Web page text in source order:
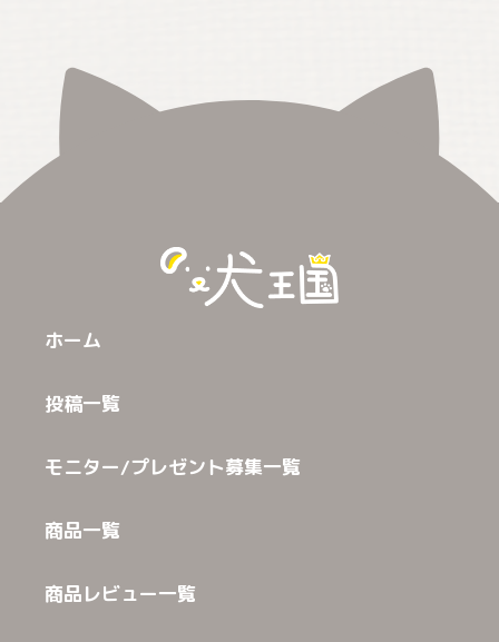
ホーム
投稿一覧
モニター/プレゼント募集一覧
商品一覧
商品レビュー一覧